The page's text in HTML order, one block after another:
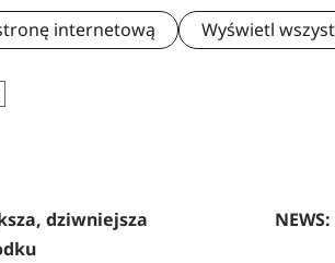
internetową Wyświetl
dziwniejsza